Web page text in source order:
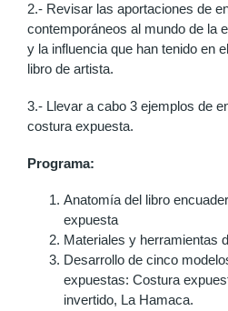
2.- Revisar las aportaciones de
contemporáneos al mundo de la
y la influencia que han tenido en
libro de artista.
3.- Llevar a cabo 3 ejemplos de
costura expuesta.
Programa:
Anatomía del libro
expuesta
Materiales y herramientas
Desarrollo de cinco
expuestas: Costura
invertido, La Hamaca.